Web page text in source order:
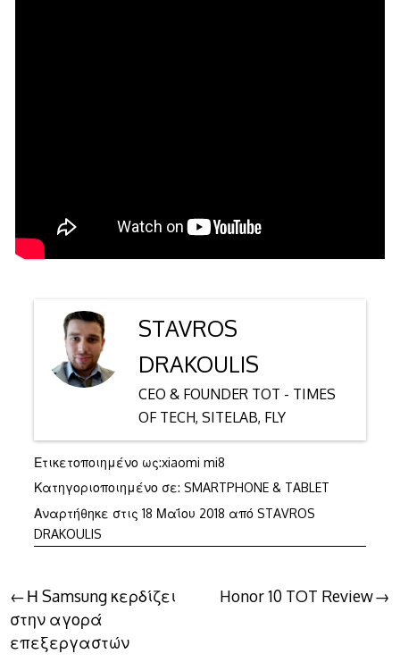
STAVROS
DRAKOULIS
CEO & FOUNDER TOT - TIMES
OF TECH, SITELAB, FLY
Ετικετοποιημένο ως:xiaomi mi8
Κατηγοριοποιημένο σε: SMARTPHONE & TABLET
Αναρτήθηκε στις 18 Μαΐου 2018 από STAVROS
DRAKOULIS
Πλοήγηση
άρθρων
Η Samsung κερδίζει
στην αγορά
επεξεργαστών
Honor 10 TOT Review